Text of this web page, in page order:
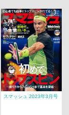
スマッシュ 2023年3月号